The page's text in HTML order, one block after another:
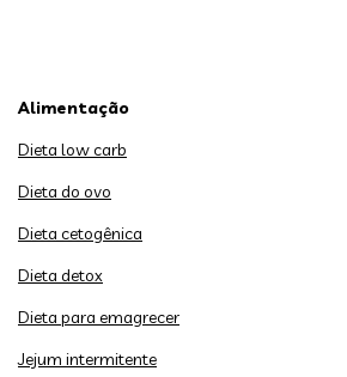
Alimentação
Dieta low carb
Dieta do ovo
Dieta cetogênica
Dieta detox
Dieta para emagrecer
Jejum intermitente